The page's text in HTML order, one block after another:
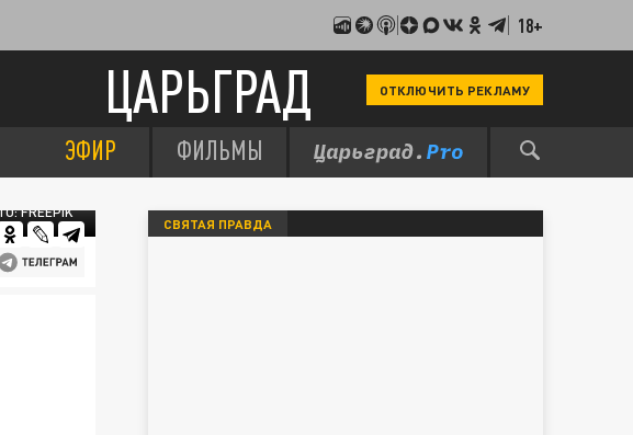
18+
ЦАРЬГРАД ОТКЛЮЧИТЬ РЕКЛАМУ
ЭФИР ФИЛЬМЫ
FREEPIK
СВЯТАЯ ПРАВДА